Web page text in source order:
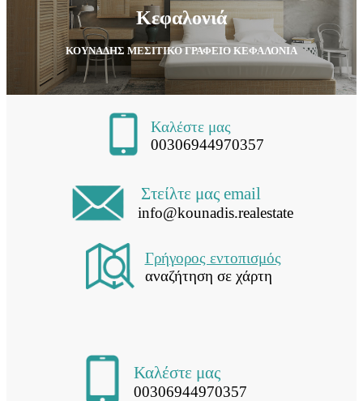
Κεφαλονιά
ΚΟΥΝΑΔΗΣ ΜΕΣΙΤΙΚΟ ΓΡΑΦΕΙΟ ΚΕΦΑΛΟΝΙΑ
Καλέστε μας
00306944970357
Στείλτε μας email
info@kounadis.realestate
Γρήγορος εντοπισμός
αναζήτηση σε χάρτη
Καλέστε μας
00306944970357